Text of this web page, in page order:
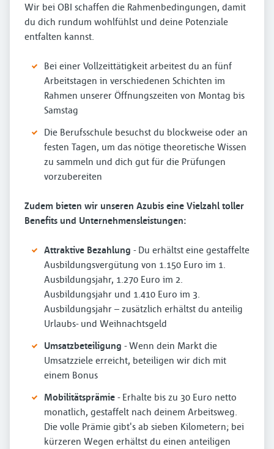
Wir bei OBI schaffen die Rahmenbedingungen, damit
du dich rundum wohlfühlst und deine Potenziale
entfalten kannst.
Bei einer Vollzeittätigkeit arbeitest du an fünf
Arbeitstagen in verschiedenen Schichten im
Rahmen unserer Öffnungszeiten von Montag bis
Samstag
Die Berufsschule besuchst du blockweise oder an
festen Tagen, um das nötige theoretische Wissen
zu sammeln und dich gut für die Prüfungen
vorzubereiten
Zudem bieten wir unseren Azubis eine Vielzahl toller
Benefits und Unternehmensleistungen:
Attraktive Bezahlung - Du erhältst eine gestaffelte
Ausbildungsvergütung von 1.150 Euro im 1.
Ausbildungsjahr, 1.270 Euro im 2.
Ausbildungsjahr und 1.410 Euro im 3.
Ausbildungsjahr – zusätzlich erhältst du anteilig
Urlaubs- und Weihnachtsgeld
Umsatzbeteiligung - Wenn dein Markt die
Umsatzziele erreicht, beteiligen wir dich mit
einem Bonus
Mobilitätsprämie - Erhalte bis zu 30 Euro netto
monatlich, gestaffelt nach deinem Arbeitsweg.
Die volle Prämie gibt's ab sieben Kilometern; bei
kürzeren Wegen erhältst du einen anteiligen